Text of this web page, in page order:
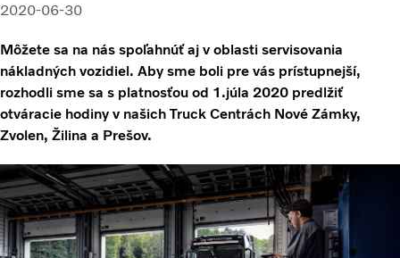
Kontaktujte nás
2020-06-30
Môžete sa na nás spoľahnúť aj v oblasti servisovania
nákladných vozidiel. Aby sme boli pre vás prístupnejší,
rozhodli sme sa s platnosťou od 1.júla 2020 predlžiť
otváracie hodiny v našich Truck Centrách Nové Zámky,
Zvolen, Žilina a Prešov.